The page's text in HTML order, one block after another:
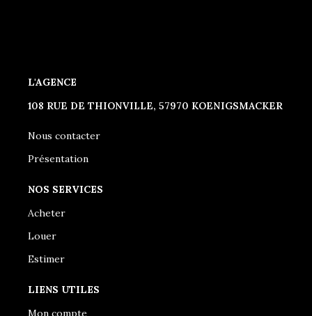
L'AGENCE
108 RUE DE THIONVILLE, 57970 KOENIGSMACKER
Nous contacter
Présentation
NOS SERVICES
Acheter
Louer
Estimer
LIENS UTILES
Mon compte